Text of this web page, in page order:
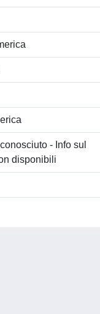
- Info sul
disponibili